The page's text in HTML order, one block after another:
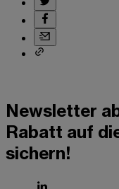
Newsletter
Rabatt auf
sichern!